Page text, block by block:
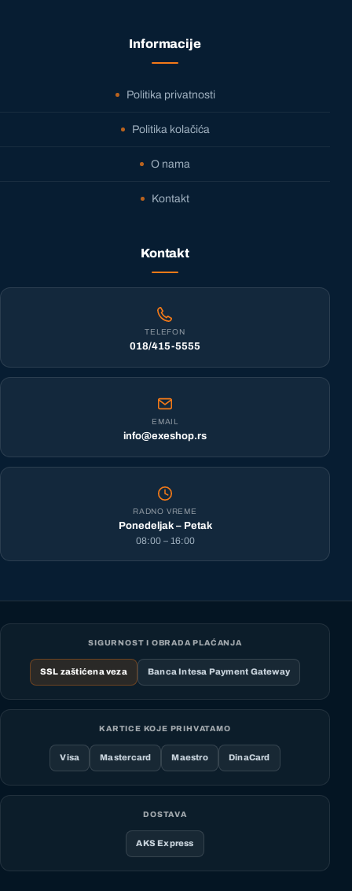
Informacije
Politika privatnosti
Politika kolačića
O nama
Kontakt
Kontakt
TELEFON
018/415-5555
EMAIL
info@exeshop.rs
RADNO VREME
Ponedeljak – Petak
08:00 – 16:00
SIGURNOST I OBRADA PLAĆANJA
SSL zaštićena veza Banca Intesa Payment Gateway
KARTICE KOJE PRIHVATAMO
Visa Mastercard Maestro DinaCard
DOSTAVA
AKS Express